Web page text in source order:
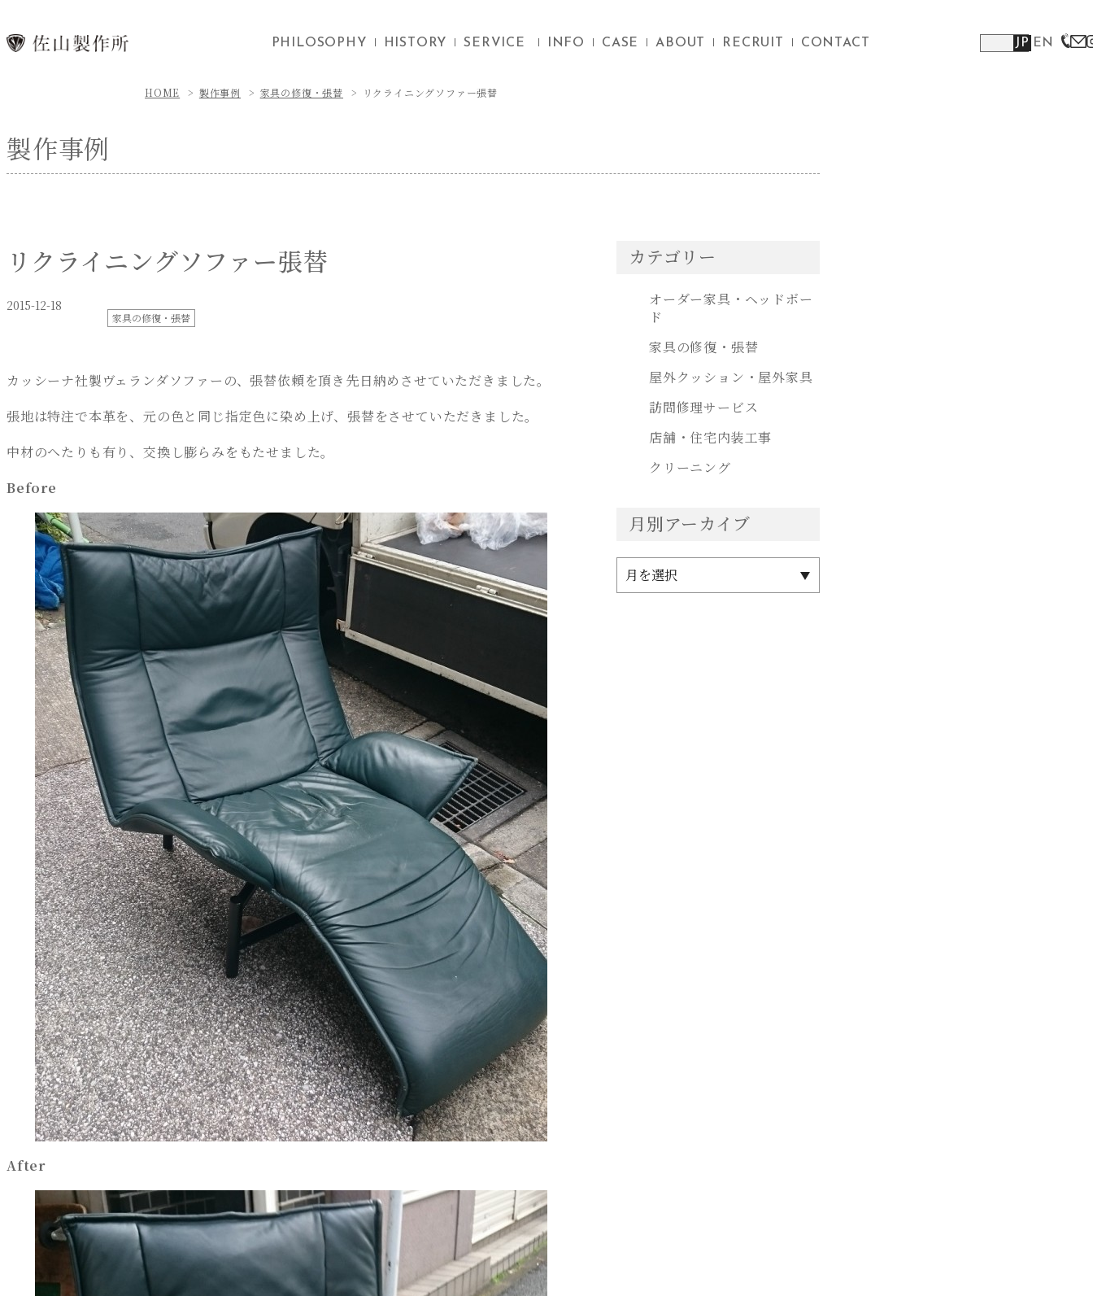
PHILOSOPHY HISTORY SERVICE INFO CASE ABOUT RECRUIT CONTACT JP EN
HOME 製作事例 家具の修復・張替 リクライニングソファー張替
製作事例
リクライニングソファー張替
2015-12-18
家具の修復・張替
カッシーナ社製ヴェランダソファーの、張替依頼を頂き先日納めさせていただきました。
張地は特注で本革を、元の色と同じ指定色に染め上げ、張替をさせていただきました。
中材のへたりも有り、交換し膨らみをもたせました。
Before
After
カテゴリー
オーダー家具・ヘッドボー
ド
家具の修復・張替
屋外クッション・屋外家具
訪問修理サービス
店舗・住宅内装工事
クリーニング
月別アーカイブ